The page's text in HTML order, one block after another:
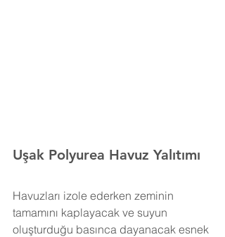
Uşak Polyurea Havuz Yalıtımı
Havuzları izole ederken zeminin
tamamını kaplayacak ve suyun
oluşturduğu basınca dayanacak esnek